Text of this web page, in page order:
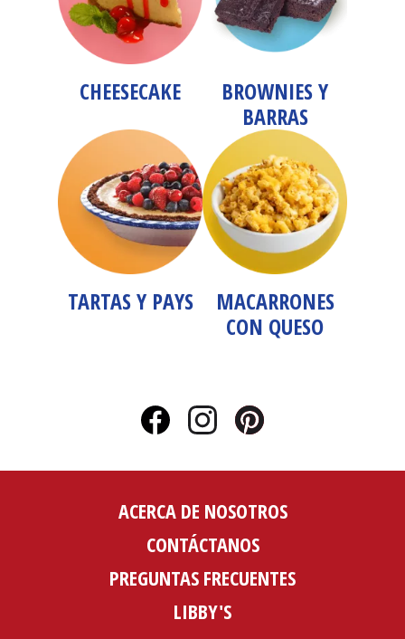
CHEESECAKE
BROWNIES Y
BARRAS
TARTAS Y PAYS
MACARRONES
CON QUESO
ACERCA DE NOSOTROS
CONTÁCTANOS
PREGUNTAS FRECUENTES
LIBBY'S